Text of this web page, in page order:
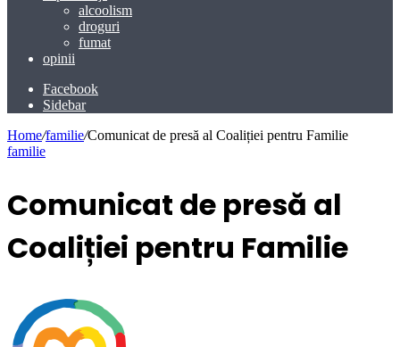
alcoolism
droguri
fumat
opinii
Facebook
Sidebar
Home/familie/Comunicat de presă al Coaliției pentru Familie
familie
Comunicat de presă al
Coaliției pentru Familie